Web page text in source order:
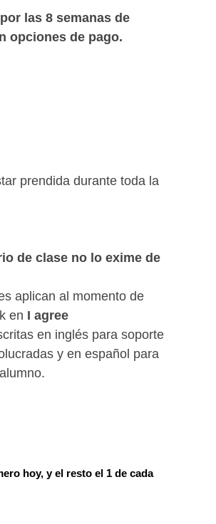
las 8 semanas de
opciones de pago.
prendida durante toda la
de clase no lo exime de
aplican al momento de
en I agree
en inglés para soporte
y en español para
hoy, y el resto el 1 de cada